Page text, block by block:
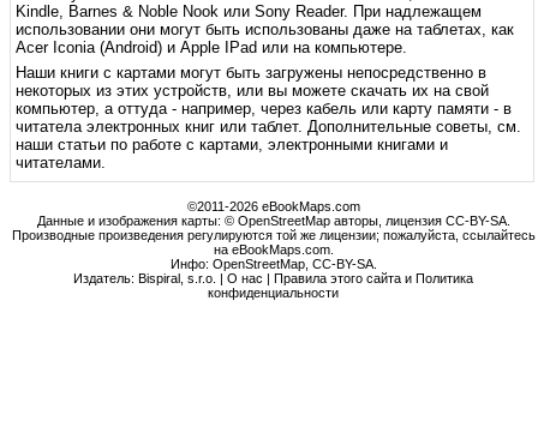
Kindle, Barnes & Noble Nook или Sony Reader. При надлежащем
использовании они могут быть использованы даже на таблетах, как
Acer Iconia (Android) и Apple IPad или на компьютере.
Наши книги с картами могут быть загружены непосредственно в
некоторых из этих устройств, или вы можете скачать их на свой
компьютер, а оттуда - например, через кабель или карту памяти - в
читатела электронных книг или таблет. Дополнительные советы, см.
наши статьи по работе с картами, электронными книгами и
читателами.
©2011-2026 eBookMaps.com
Данные и изображения карты: © OpenStreetMap авторы, лицензия CC-BY-SA.
Производные произведения регулируются той же лицензии; пожалуйста, ссылайтесь
на eBookMaps.com.
Инфо: OpenStreetMap, CC-BY-SA.
Издатель: Bispiral, s.r.o. |О нас |Правила этого сайта и Политика
конфиденциальности